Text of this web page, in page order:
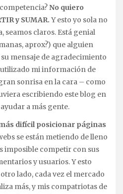
No quiero
y SUMAR. Y esto yo sola no
seamos claros. Está genial
aprox?) que alguien
mensaje de agradecimiento
mi información de
sonrisa en la cara – como
escribiendo este blog en
a más gente.
difícil posicionar páginas
se están metiendo de lleno
imposible competir con sus
y usuarios. Y esto
lado, cada vez el mercado
más, y mis compatriotas de